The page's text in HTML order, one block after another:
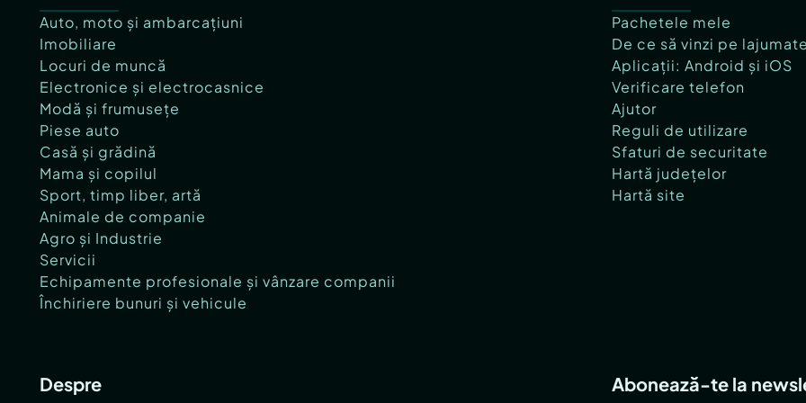
Auto, moto și ambarcațiuni
Imobiliare
Locuri de muncă
Electronice și electrocasnice
Modă și frumusețe
Piese auto
Casă și grădină
Mama și copilul
Sport, timp liber, artă
Animale de companie
Agro și Industrie
Servicii
Echipamente profesionale și vânzare companii
Închiriere bunuri și vehicule
Pachetele mele
De ce să vinzi pe
Aplicații: Android și iOS
Verificare telefon
Ajutor
Reguli de utilizare
Sfaturi de securitate
Hartă județelor
Hartă site
Despre Abonează-te la